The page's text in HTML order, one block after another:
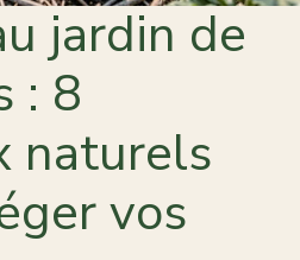
jardin de
: 8
naturels
vos